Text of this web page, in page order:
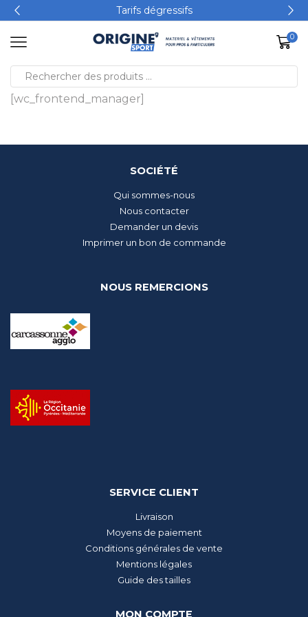
Tarifs dégressifs
0
[wc_frontend_manager]
SOCIÉTÉ
Qui sommes-nous
Nous contacter
Demander un devis
Imprimer un bon de commande
NOUS REMERCIONS
SERVICE CLIENT
Livraison
Moyens de paiement
Conditions générales de vente
Mentions légales
Guide des tailles
MON COMPTE